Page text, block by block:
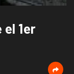
1er